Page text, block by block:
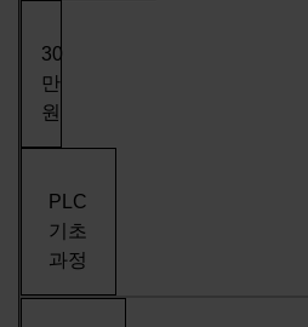
30
만
원
PLC
기초
과정